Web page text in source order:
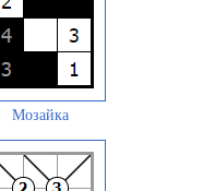
Мозайка